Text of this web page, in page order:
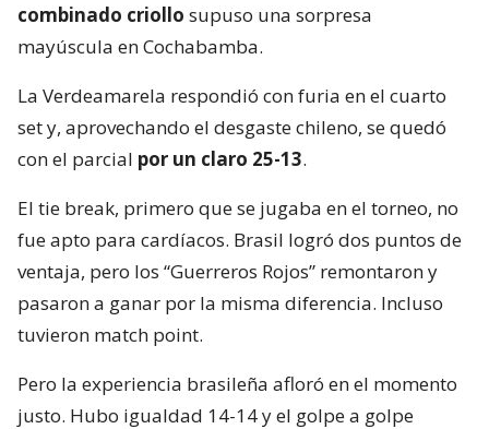
combinado criollo supuso una sorpresa
mayúscula en Cochabamba.
La Verdeamarela respondió con furia en el cuarto
set y, aprovechando el desgaste chileno, se quedó
con el parcial por un claro 25-13.
El tie break, primero que se jugaba en el torneo, no
fue apto para cardíacos. Brasil logró dos puntos de
ventaja, pero los “Guerreros Rojos” remontaron y
pasaron a ganar por la misma diferencia. Incluso
tuvieron match point.
Pero la experiencia brasileña afloró en el momento
justo. Hubo igualdad 14-14 y el golpe a golpe